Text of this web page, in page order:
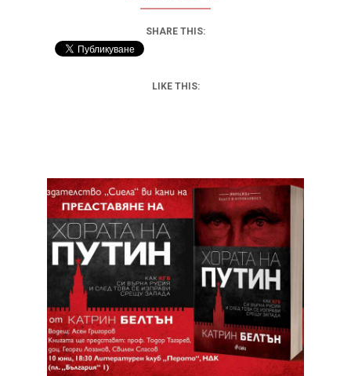
SHARE THIS:
LIKE THIS: